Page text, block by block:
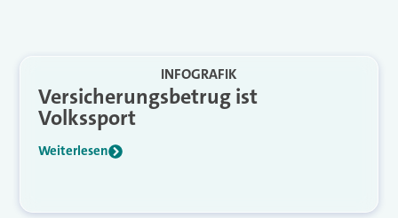
INFOGRAFIK
Versicherungsbetrug ist
Volkssport
Weiterlesen